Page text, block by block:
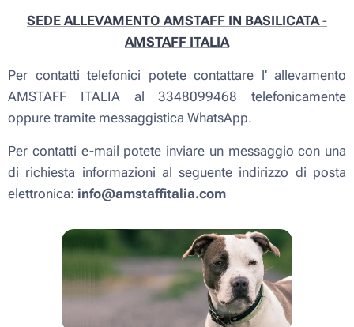
SEDE ALLEVAMENTO AMSTAFF IN BASILICATA -
AMSTAFF ITALIA
Per contatti telefonici potete contattare l' allevamento
AMSTAFF ITALIA al 3348099468 telefonicamente
oppure tramite messaggistica WhatsApp.
Per contatti e-mail potete inviare un messaggio con una
di richiesta informazioni al seguente indirizzo di posta
elettronica: info@amstaffitalia.com